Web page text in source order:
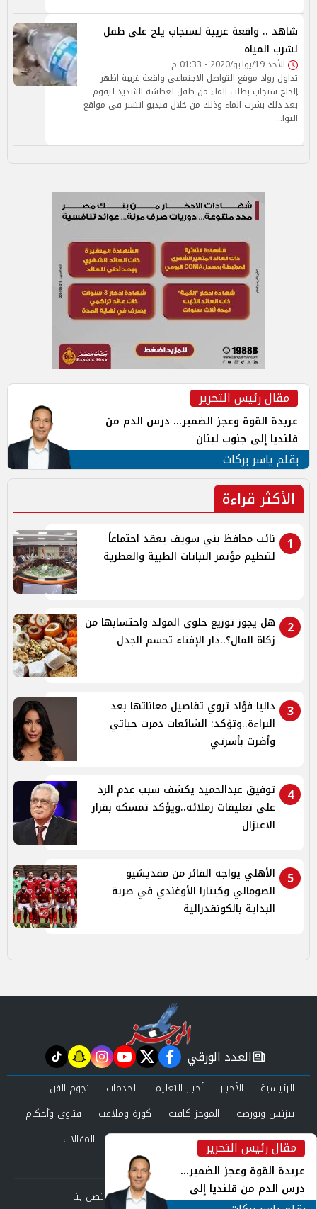
شاهد .. واقعة غريبة لسنجاب يلح على طفل
لشرب المياه
الأحد 19/يوليو/2020 - 01:33 م
تداول رواد موقع التواصل الاجتماعي واقعة غريبة اظهر
إلحاح سنجاب بطلب الماء من طفل لعطشه الشديد ليقوم
بعد ذلك بشرب الماء وذلك من خلال فيديو انتشر في مواقع
التوا…
مقال رئيس التحرير
عربدة القوة وعجز الضمير... درس الدم من
قلنديا إلى جنوب لبنان
بقلم ياسر بركات
الأكثر قراءة
1
نائب محافظ بني سويف يعقد اجتماعاً
لتنظيم مؤتمر النباتات الطبية والعطرية
2
هل يجوز توزيع حلوى المولد واحتسابها من
زكاة المال؟..دار الإفتاء تحسم الجدل
3
داليا فؤاد تروي تفاصيل معاناتها بعد
البراءة..وتؤكد: الشائعات دمرت حياتي
وأضرت بأسرتي
4
توفيق عبدالحميد يكشف سبب عدم الرد
على تعليقات زملائه..ويؤكد تمسكه بقرار
الاعتزال
5
الأهلي يواجه الفائز من مقديشيو
الصومالي وكيتارا الأوغندي في ضربة
البداية بالكونفدرالية
مقال رئيس التحرير
عربدة القوة وعجز الضمير...
درس الدم من قلنديا إلى
newspaper
العدد الورقي facebook
twitter
youtube
instagram
snapchat
tiktok
الرئيسية الأخبار أخبار التعليم الخدمات
نجوم الفن
بيزنس وبورصة
الموجز كافية كورة وملاعب
فتاوى وأحكام
صحة وجمال
عرب وعالم حوادث ومحاكم
المقالات
العدد الورقي
من نحن
سياسة الخصوصية اتصل بنا